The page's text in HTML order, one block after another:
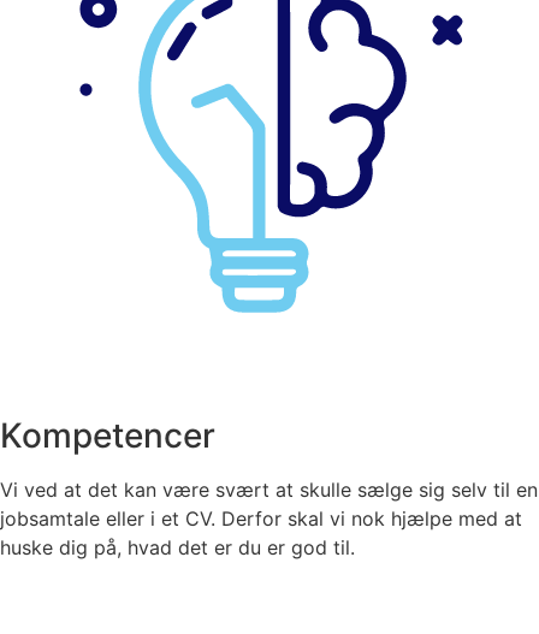
Kompetencer
Vi ved at det kan være svært at skulle sælge sig selv til en
jobsamtale eller i et CV. Derfor skal vi nok hjælpe med at
huske dig på, hvad det er du er god til.